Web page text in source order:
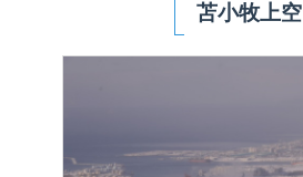
苫小牧上空